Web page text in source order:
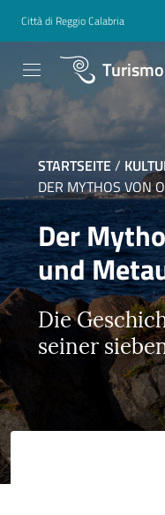
Città di Reggio Calabria
STARTSEITE/
DER MYTHOS VON
Der
und
Die
seiner